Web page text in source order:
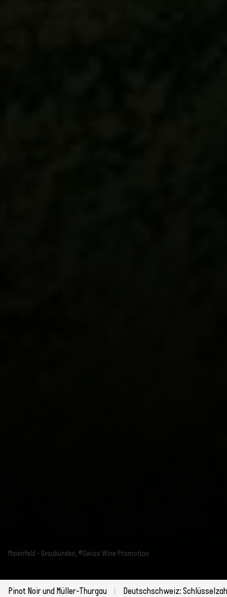
Maienfeld - Graubünden, ©Swiss Wine Promotion
Pinot Noir und Müller-Thurgau Deutschschweiz: